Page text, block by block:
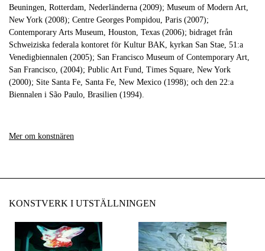
Beuningen, Rotterdam, Nederländerna (2009); Museum of Modern Art,
New York (2008); Centre Georges Pompidou, Paris (2007);
Contemporary Arts Museum, Houston, Texas (2006); bidraget från
Schweiziska federala kontoret för Kultur BAK, kyrkan San Stae, 51:a
Venedigbiennalen (2005); San Francisco Museum of Contemporary Art,
San Francisco, (2004); Public Art Fund, Times Square, New York
(2000); Site Santa Fe, Santa Fe, New Mexico (1998); och den 22:a
Biennalen i São Paulo, Brasilien (1994).
Mer om konstnären
KONSTVERK I UTSTÄLLNINGEN